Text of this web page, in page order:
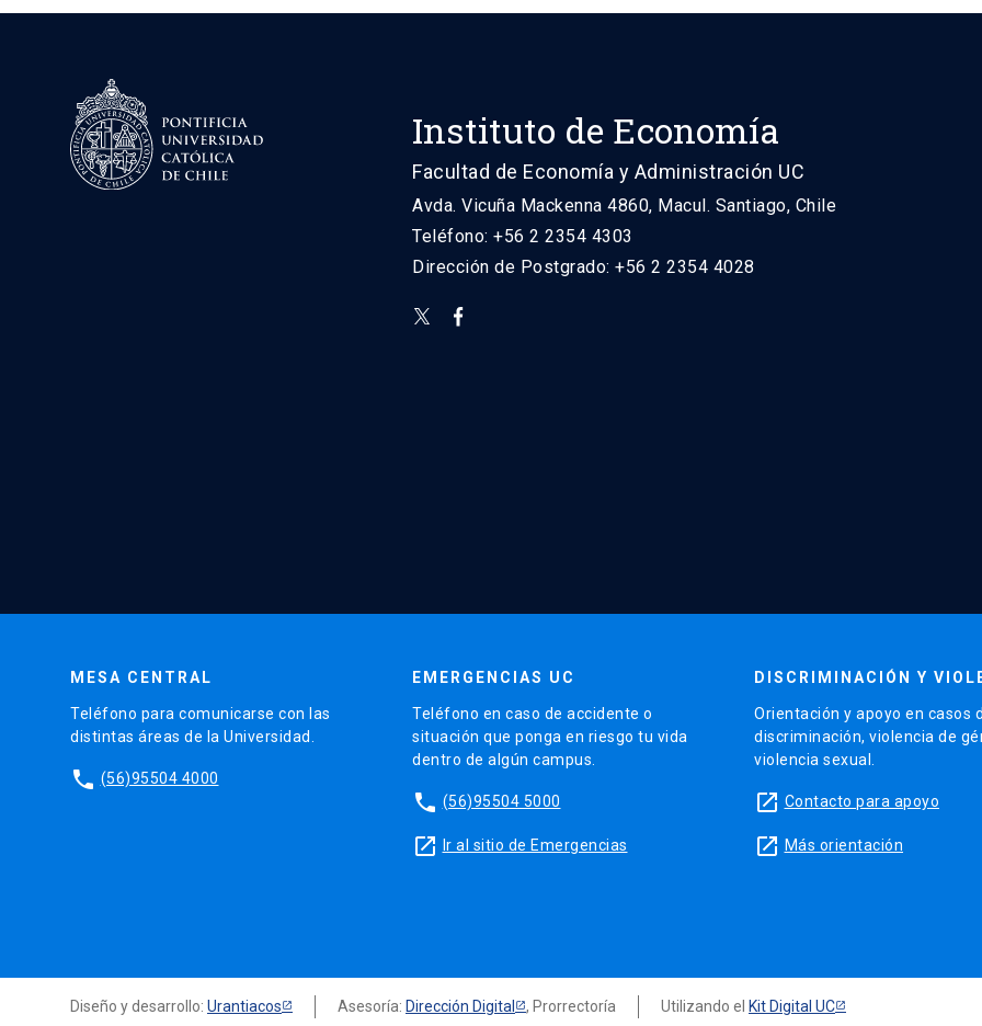
Instituto de Economía
Facultad de Economía y Administración UC
Avda. Vicuña Mackenna 4860, Macul. Santiago, Chile
Teléfono: +56 2 2354 4303
Dirección de Postgrado: +56 2 2354 4028
MESA CENTRAL
Teléfono para comunicarse con las
distintas áreas de la Universidad.
phone (56)95504 4000
EMERGENCIAS UC
Teléfono en caso de accidente o
situación que ponga en riesgo tu vida
dentro de algún campus.
phone (56)95504 5000
launch Ir al sitio de Emergencias
DISCRIMINACIÓN Y
Orientación y apoyo en casos
discriminación, violencia de
violencia sexual.
launch Contacto para apoyo
launch Más orientación
Diseño y desarrollo: Urantiacos Asesoría: Dirección Digital , Prorrectoría Utilizando el Kit Digital UC